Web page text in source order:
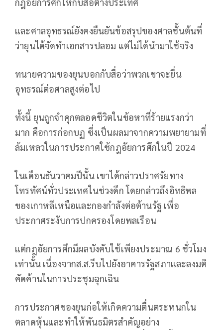
และศาลอุทธรณ์ยังคงยืนยันข้อสรุปของศาลชั้นต้นที่
ว่ายุนได้จัดทำเอกสารปลอม แต่ไม่ได้นำมาใช้จริง
ทนายความของยุนบอกกับสื่อว่าพวกเขาจะยื่น
อุทธรณ์ต่อศาลสูงต่อไป
ทั้งนี้ ยุนถูกจำคุกตลอดชีวิตในข้อหาที่ร้ายแรงกว่า
มาก คือการก่อกบฏ ซึ่งเป็นผลมาจากความพยายามที่
ล้มเหลวในการประกาศใช้กฎอัยการศึกในปี 2024
ในเดือนธันวาคมปีนั้น เขาได้กล่าวปราศรัยทาง
โทรทัศน์ทั่วประเทศในช่วงดึก โดยกล่าวถึงอิทธิพล
ของเกาหลีเหนือและกองกำลังต่อต้านรัฐ เพื่อ
ประกาศระงับการปกครองโดยพลเรือน
แต่กฎอัยการศึกมีผลบังคับใช้เพียงประมาณ 6 ชั่วโมง
เท่านั้น เนื่องจากส.ส.รีบไปยังอาคารรัฐสภาและลงมติ
คัดค้านในการประชุมฉุกเฉิน
การประกาศของยุนก่อให้เกิดความตื่นตระหนกใน
ตลาดหุ้นและทำให้พันธมิตรสำคัญอย่าง